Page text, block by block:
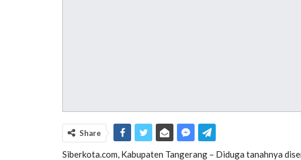
Share
Siberkota.com, Kabupaten Tangerang – Diduga tanahnya